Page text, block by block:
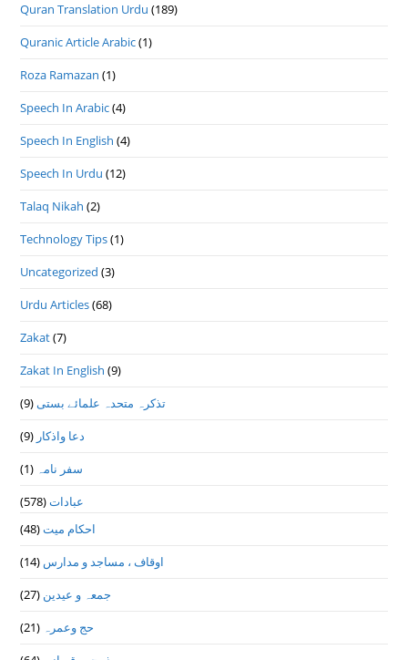
Quran Translation Urdu (189)
Quranic Article Arabic(1)
Roza Ramazan (1)
Speech In Arabic(4)
Speech In English (4)
Speech In Urdu (12)
Talaq Nikah (2)
Technology Tips(1)
Uncategorized (3)
Urdu Articles(68)
Zakat(7)
Zakat In English (9)
تذكرہ متحدہ علمائے بستى(9)
دعا واذكار (9)
سفر نامہ (1)
عبادات(578)
احکام میت(48)
اوقاف ، مساجد و مدارس (14)
جمعہ و عیدین (27)
حج وعمرہ (21)